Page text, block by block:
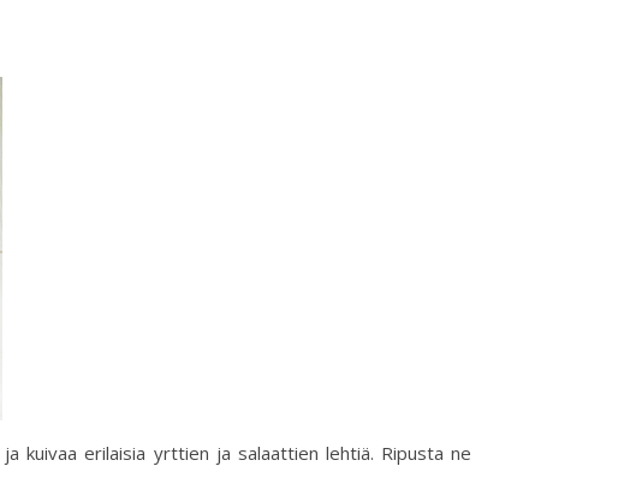
kuivaa erilaisia yrttien ja salaattien lehtiä. Ripusta ne